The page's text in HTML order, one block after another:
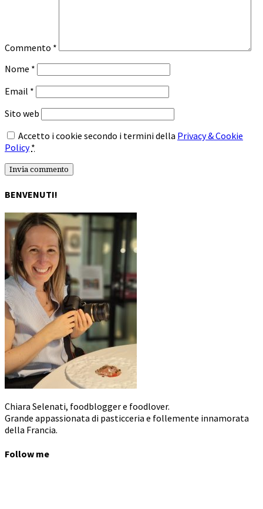
Commento *
Nome *
Email *
Sito web
Accetto i cookie secondo i termini della Privacy & Cookie
Policy *
BENVENUTI!
Chiara Selenati, foodblogger e foodlover.
Grande appassionata di pasticceria e follemente innamorata
della Francia.
Follow me